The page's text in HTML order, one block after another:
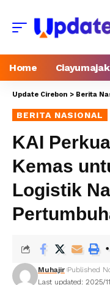
Home
Update Cirebon > Berita
BERITA NASIONAL
KAI
Kemas
Logistik
Last updated: 2025/
Muhajir Published